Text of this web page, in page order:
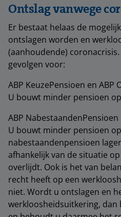
Ontslag vanwege
Er bestaat helaas de
ontslagen worden en
(aanhoudende)
gevolgen voor:
ABP KeuzePensioen en ABP
U bouwt minder pensioen
ABP NabestaandenPensioen
U bouwt minder pensioen
nabestaandenpensioen
afhankelijk van de situatie
overlijdt. Ook is het van
recht heeft op een
niet. Wordt u ontslagen en
werkloosheidsuitkering, dan